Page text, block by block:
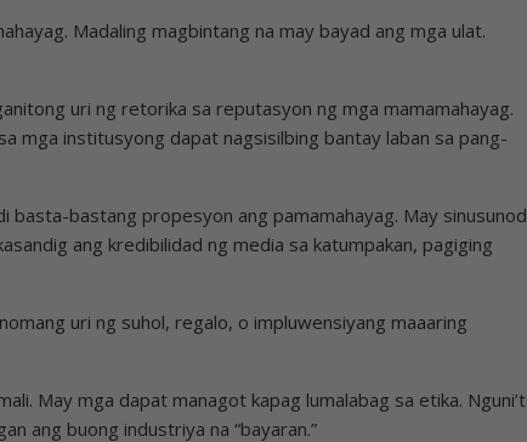
Madaling magbintang na may bayad ang mga ulat.
uri ng retorika sa reputasyon ng mga mamamahayag.
mga institusyong dapat nagsisilbing bantay laban sa pang-
basta-bastang propesyon ang pamamahayag. May sinusunod
ang kredibilidad ng media sa katumpakan, pagiging
uri ng suhol, regalo, o impluwensiyang maaaring
May mga dapat managot kapag lumalabag sa etika. Nguni’t
ang buong industriya na “bayaran.”